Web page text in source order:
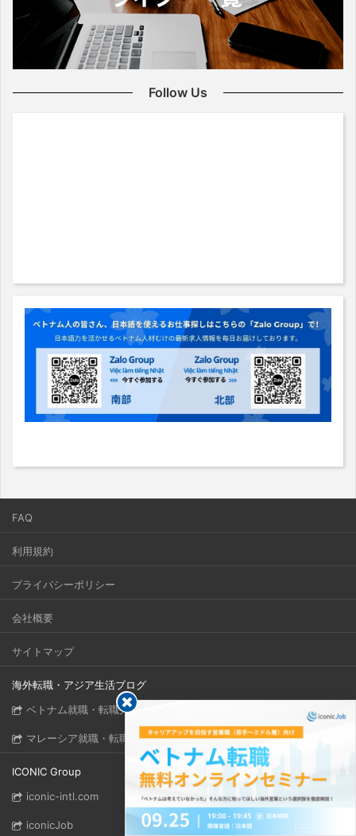
Follow Us
FAQ
利用規約
プライバシーポリシー
会社概要
サイトマップ
海外転職・アジア生活ブログ
ベトナム就職・転職完全ガイド
マレーシア就職・転職完全ガイド
ICONIC Group
iconic-intl.com
iconicJob